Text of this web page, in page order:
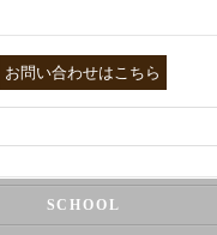
お問い合わせはこちら
SCHOOL